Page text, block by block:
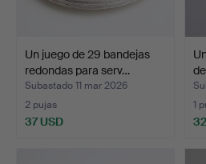
Un juego de 29 bandejas
redondas para serv…
Subastado 11 mar 2026
2 pujas
37 USD
1